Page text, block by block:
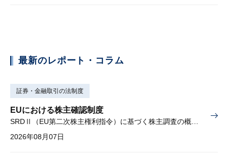
最新のレポート・コラム
証券・金融取引の法制度
EUにおける株主確認制度
SRDⅡ（EU第二次株主権利指令）に基づく株主調査の概要と課題
2026年08月07日